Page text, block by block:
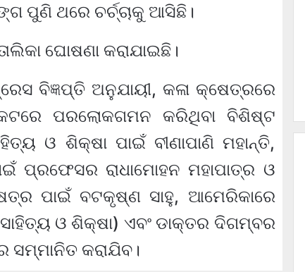
ପୁଣି ଥରେ ଚର୍ଚ୍ଚାକୁ ଆସିଛି।
ଘୋଷଣା କରାଯାଇଛି।
ବିଜ୍ଞପ୍ତି ଅନୁଯାୟୀ, କଳା କ୍ଷେତ୍ରରେ
ପରଲୋକଗମନ କରିଥିବା ବିଶିଷ୍ଟ
ଓ ଶିକ୍ଷା ପାଇଁ ବୀଣାପାଣି ମହାନ୍ତି,
ରାଧାମୋହନ ମହାପାତ୍ର ଓ
ପାଇଁ ବଟକୃଷ୍ଣ ସାହୁ, ଆମେରିକାରେ
ଓ ଶିକ୍ଷା) ଏବଂ ଡାକ୍ତର ଦିଗମ୍ବର
ସମ୍ମାନିତ କରାଯିବ।